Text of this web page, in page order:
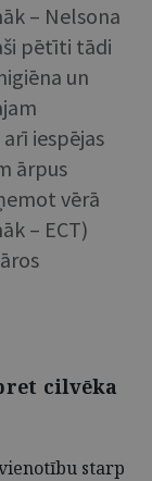
– Nelsona
pētīti tādi
un
iespējas
ārpus
vērā
– ECT)
cilvēka
starp